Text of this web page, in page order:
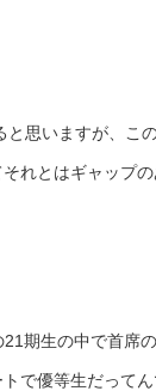
思いますが、こ
れとはギャップ
期生の中で首席
で優等生だってん